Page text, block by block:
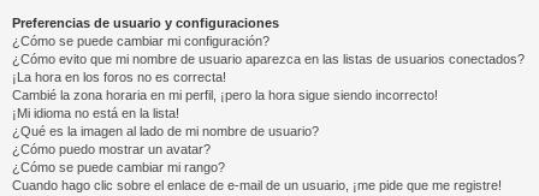
Preferencias de usuario y configuraciones
¿Cómo se puede cambiar mi configuración?
¿Cómo evito que mi nombre de usuario aparezca en las listas de usuarios conectados?
¡La hora en los foros no es correcta!
Cambié la zona horaria en mi perfil, ¡pero la hora sigue siendo incorrecto!
¡Mi idioma no está en la lista!
¿Qué es la imagen al lado de mi nombre de usuario?
¿Cómo puedo mostrar un avatar?
¿Cómo se puede cambiar mi rango?
Cuando hago clic sobre el enlace de e-mail de un usuario, ¡me pide que me registre!